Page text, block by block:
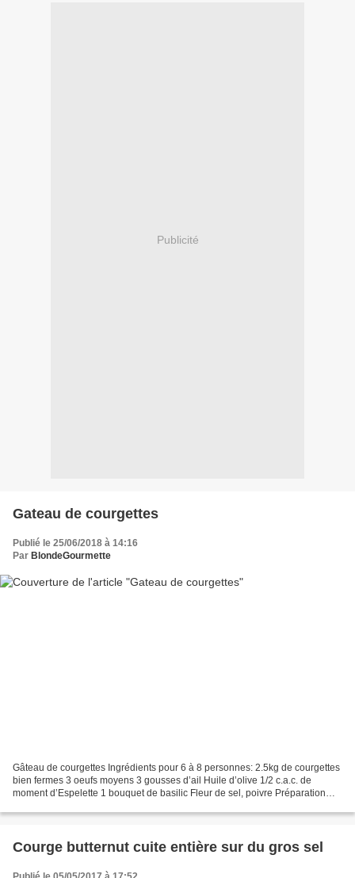
Publicité
Gateau de courgettes
Publié le 25/06/2018 à 14:16
Par BlondeGourmette
Gâteau de courgettes Ingrédients pour 6 à 8 personnes: 2.5kg de courgettes
bien fermes 3 oeufs moyens 3 gousses d’ail Huile d’olive 1/2 c.a.c. de
moment d’Espelette 1 bouquet de basilic Fleur de sel, poivre Préparation
Courge butternut cuite entière sur du gros sel